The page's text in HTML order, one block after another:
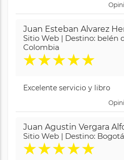
Juan Esteban Alvarez
Sitio Web | Destino: belén
Colombia
★★★★★
Excelente servicio y libro
Juan Agustin Vergara
Sitio Web | Destino:
★★★★★